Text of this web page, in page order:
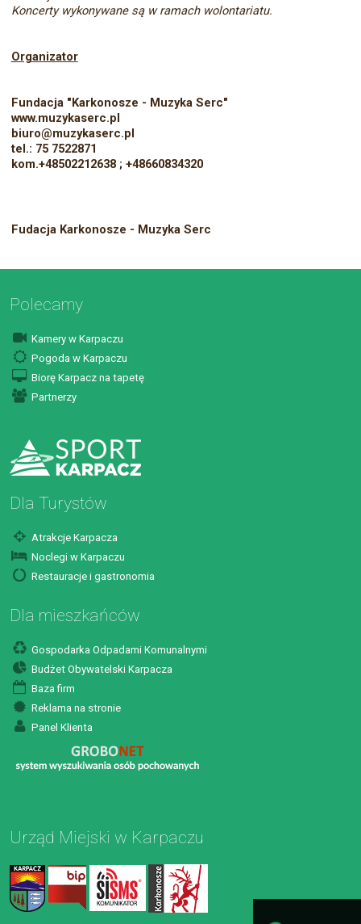
Koncerty wykonywane są w ramach wolontariatu.
Organizator
Fundacja "Karkonosze - Muzyka Serc"
www.muzykaserc.pl
biuro@muzykaserc.pl
tel.: 75 7522871
kom.+48502212638 ; +48660834320
Fudacja Karkonosze - Muzyka Serc
Polecamy
Kamery w Karpaczu
Pogoda w Karpaczu
Biorę Karpacz na tapetę
Partnerzy
Dla Turystów
Atrakcje Karpacza
Noclegi w Karpaczu
Restauracje i gastronomia
Dla mieszkańców
Gospodarka Odpadami Komunalnymi
Budżet Obywatelski Karpacza
Baza firm
Reklama na stronie
Panel Klienta
Urząd Miejski w Karpaczu